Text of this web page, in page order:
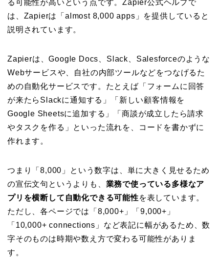
る可能性が高いという点です。Zapier公式ヘルプで
は、Zapierは「almost 8,000 apps」を提供していると
説明されています。
Zapierは、Google Docs、Slack、Salesforceのような
Webサービスや、自社の内部ツールなどをつなげるた
めの自動化サービスです。たとえば「フォームに回答
が来たらSlackに通知する」「新しい顧客情報を
Google Sheetsに追加する」「商談が成立したら請求
やタスクを作る」といった流れを、コードを書かずに
作れます。
つまり「8,000」という数字は、単に大きく見せるため
の宣伝文句というよりも、 業務で使っている多様なア
プリを横断して自動化できる可能性を表しています。
ただし、各ページでは「8,000+」「9,000+」
「10,000+ connections」など表記に幅があるため、数
字そのものは時期や数え方で変わる可能性がありま
す。